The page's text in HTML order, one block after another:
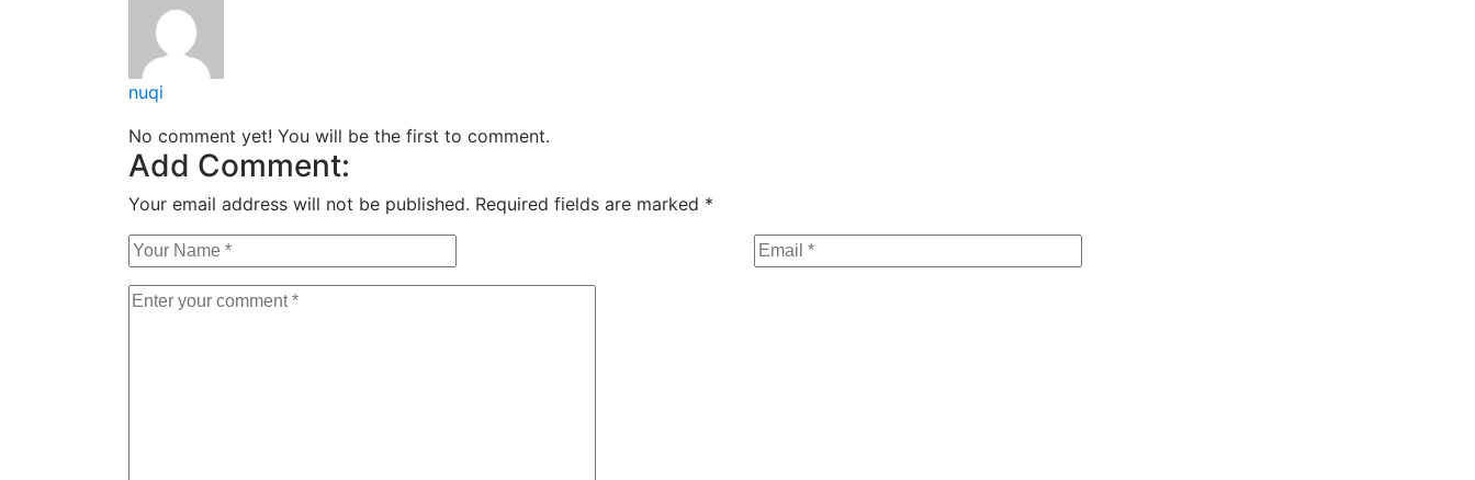
nuqi
No comment yet! You will be the first to comment.
Add Comment:
Your email address will not be published. Required fields are marked *